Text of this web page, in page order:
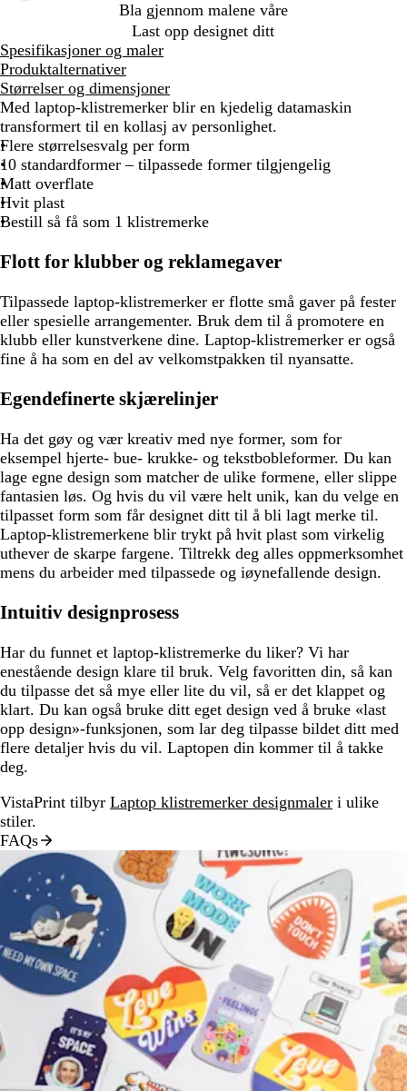
Bla gjennom malene våre
Last opp designet ditt
Spesifikasjoner og maler
Produktalternativer
Størrelser og dimensjoner
Med laptop-klistremerker blir en kjedelig datamaskin
transformert til en kollasj av personlighet.
Flere størrelsesvalg per form
10 standardformer – tilpassede former tilgjengelig
Matt overflate
Hvit plast
Bestill så få som 1 klistremerke
Flott for klubber og reklamegaver
Tilpassede laptop-klistremerker er flotte små gaver på fester
eller spesielle arrangementer. Bruk dem til å promotere en
klubb eller kunstverkene dine. Laptop-klistremerker er også
fine å ha som en del av velkomstpakken til nyansatte.
Egendefinerte skjærelinjer
Ha det gøy og vær kreativ med nye former, som for
eksempel hjerte- bue- krukke- og tekstbobleformer. Du kan
lage egne design som matcher de ulike formene, eller slippe
fantasien løs. Og hvis du vil være helt unik, kan du velge en
tilpasset form som får designet ditt til å bli lagt merke til.
Laptop-klistremerkene blir trykt på hvit plast som virkelig
uthever de skarpe fargene. Tiltrekk deg alles oppmerksomhet
mens du arbeider med tilpassede og iøynefallende design.
Intuitiv designprosess
Har du funnet et laptop-klistremerke du liker? Vi har
enestående design klare til bruk. Velg favoritten din, så kan
du tilpasse det så mye eller lite du vil, så er det klappet og
klart. Du kan også bruke ditt eget design ved å bruke «last
opp design»-funksjonen, som lar deg tilpasse bildet ditt med
flere detaljer hvis du vil. Laptopen din kommer til å takke
deg.
VistaPrint tilbyr Laptop klistremerker designmaler i ulike
stiler.
FAQs